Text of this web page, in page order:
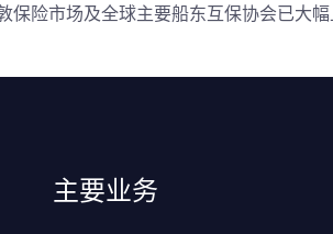
保险市场及全球主要船东互保协会已大
主要业务